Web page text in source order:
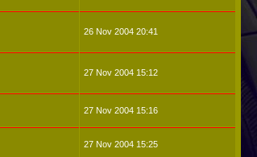
26 Nov 2004 20:41
27 Nov 2004 15:12
27 Nov 2004 15:16
27 Nov 2004 15:25